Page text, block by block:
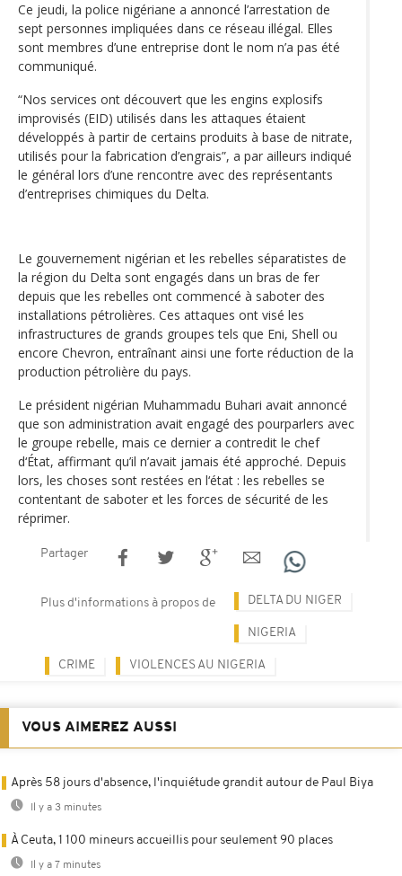
Ce jeudi, la police nigériane a annoncé l’arrestation de
sept personnes impliquées dans ce réseau illégal. Elles
sont membres d’une entreprise dont le nom n’a pas été
communiqué.
“Nos services ont découvert que les engins explosifs
improvisés (EID) utilisés dans les attaques étaient
développés à partir de certains produits à base de nitrate,
utilisés pour la fabrication d’engrais”, a par ailleurs indiqué
le général lors d’une rencontre avec des représentants
d’entreprises chimiques du Delta.
Le gouvernement nigérian et les rebelles séparatistes de
la région du Delta sont engagés dans un bras de fer
depuis que les rebelles ont commencé à saboter des
installations pétrolières. Ces attaques ont visé les
infrastructures de grands groupes tels que Eni, Shell ou
encore Chevron, entraînant ainsi une forte réduction de la
production pétrolière du pays.
Le président nigérian Muhammadu Buhari avait annoncé
que son administration avait engagé des pourparlers avec
le groupe rebelle, mais ce dernier a contredit le chef
d‘État, affirmant qu’il n’avait jamais été approché. Depuis
lors, les choses sont restées en l‘état : les rebelles se
contentant de saboter et les forces de sécurité de les
réprimer.
Partager
Plus d'informations à propos de DELTA DU NIGER
NIGERIA
CRIME VIOLENCES AU NIGERIA
VOUS AIMEREZ AUSSI
Après 58 jours d'absence, l'inquiétude grandit autour de Paul Biya
Il y a 3 minutes
À Ceuta, 1 100 mineurs accueillis pour seulement 90 places
Il y a 7 minutes